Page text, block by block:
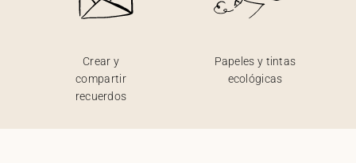
Crear y
compartir
recuerdos
Papeles y tintas
ecológicas